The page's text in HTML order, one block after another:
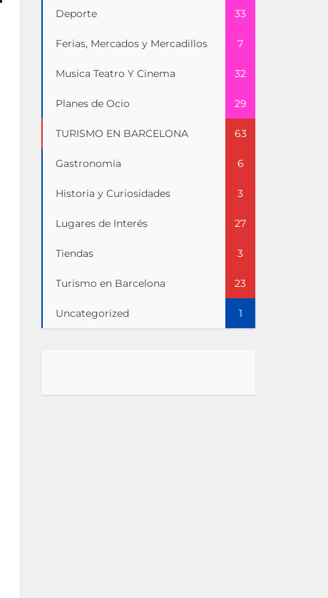
Deporte 33
Ferias, Mercados y Mercadillos 7
Musica Teatro Y Cinema 32
Planes de Ocio 29
TURISMO EN BARCELONA 63
Gastronomía 6
Historia y Curiosidades 3
Lugares de Interés 27
Tiendas 3
Turismo en Barcelona 23
Uncategorized 1